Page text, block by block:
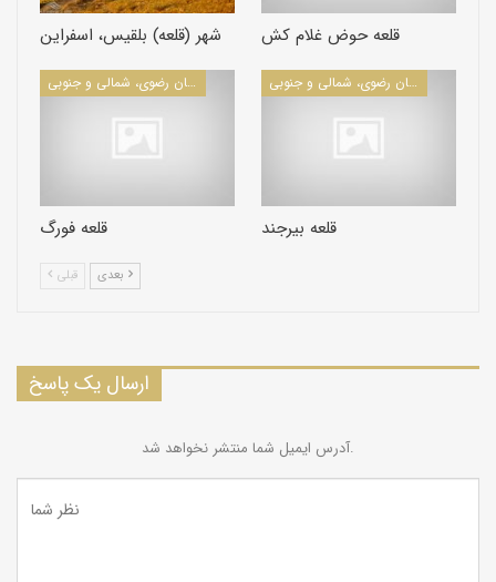
شهر (قلعه) بلقیس، اسفراین قلعه حوض غلام کش
کاروانسراها و قلعه‌های استانهای خراسان رضوی، شمالی و جنوبی
قلعه فورگ
کاروانسراها و قلعه‌های استانهای خراسان رضوی، شمالی و جنوبی
قلعه بیرجند
قبلی
ارسال یک پاسخ
آدرس ایمیل شما منتشر نخواهد شد.